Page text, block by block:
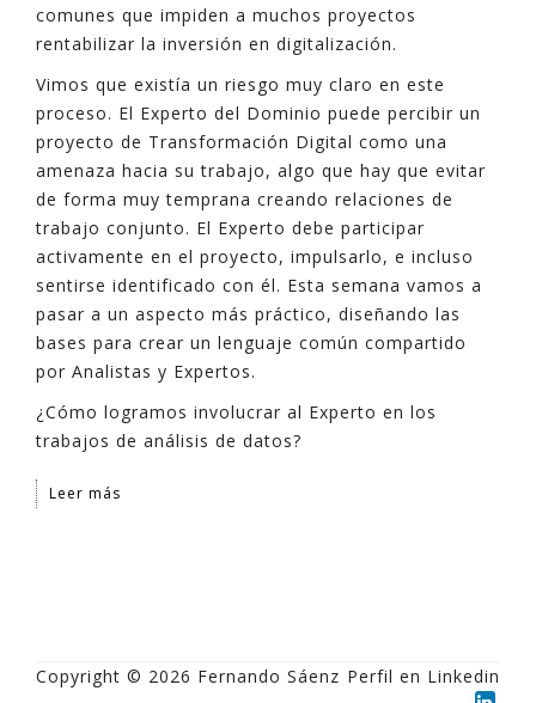
comunes que impiden a muchos proyectos
rentabilizar la inversión en digitalización.
Vimos que existía un riesgo muy claro en este
proceso. El Experto del Dominio puede percibir un
proyecto de Transformación Digital como una
amenaza hacia su trabajo, algo que hay que evitar
de forma muy temprana creando relaciones de
trabajo conjunto. El Experto debe participar
activamente en el proyecto, impulsarlo, e incluso
sentirse identificado con él. Esta semana vamos a
pasar a un aspecto más práctico, diseñando las
bases para crear un lenguaje común compartido
por Analistas y Expertos.
¿Cómo logramos involucrar al Experto en los
trabajos de análisis de datos?
Leer más
Copyright © 2026 Fernando Sáenz Perfil en Linkedin